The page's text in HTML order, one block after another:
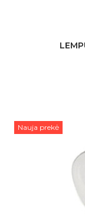
Nauja prekė